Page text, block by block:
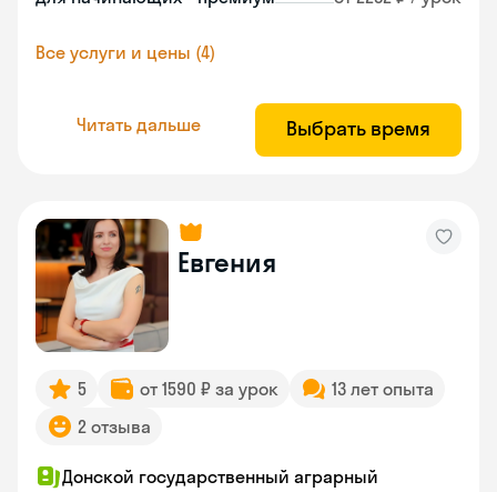
Все услуги и цены (4)
Читать дальше Выбрать время
Евгения
5 от 1590 ₽ за урок
13 лет опыта
2 отзыва
Донской государственный аграрный